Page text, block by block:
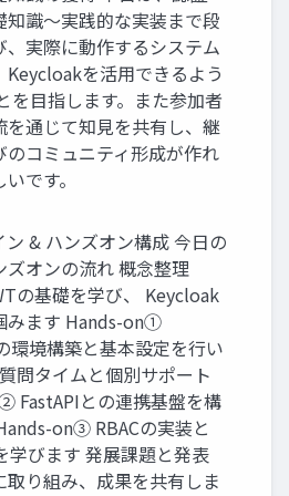
知識～実践的な実装まで段
、実際に動作するシステム
Keycloakを活用できるよう
を目指します。また参加者
を通じて知見を共有し、継
のコミュニティ形成が作れ
です。
ン & ハンズオン構成 今日の
ズオンの流れ 概念整理
の基礎を学び、 Keycloak
みます Hands-on①
環境構築と基本設定を行い
問タイムと個別サポート
FastAPIとの連携基盤を構
on③ RBACの実装と
学びます 発展課題と発表
取り組み、成果を共有しま